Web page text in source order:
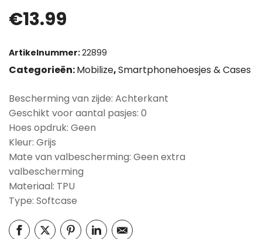
€13.99
Artikelnummer:22899
Categorieën:Mobilize,Smartphonehoesjes & Cases
Bescherming van zijde: Achterkant
Geschikt voor aantal pasjes: 0
Hoes opdruk: Geen
Kleur: Grijs
Mate van valbescherming: Geen extra
valbescherming
Materiaal: TPU
Type: Softcase